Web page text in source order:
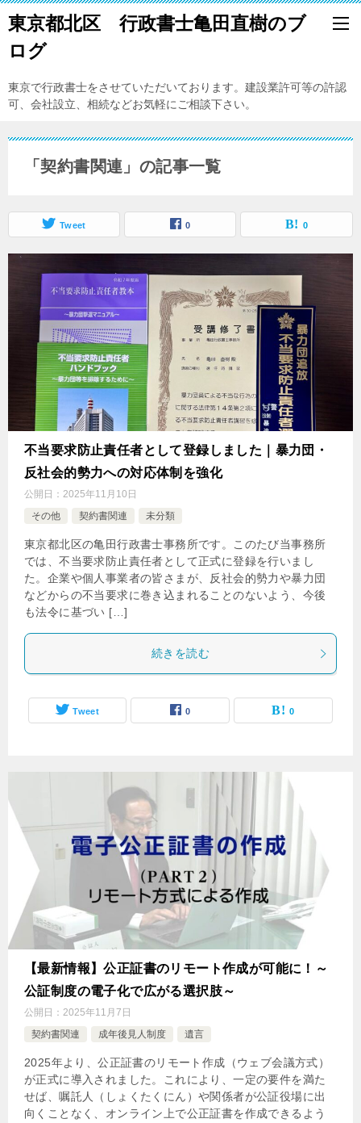
東京都北区 行政書士亀田直樹のブ
ログ
東京で行政書士をさせていただいております。建設業許可等の許認
可、会社設立、相続などお気軽にご相談下さい。
「契約書関連」の記事一覧
Tweet 0 0
不当要求防止責任者として登録しました｜暴力団・
反社会的勢力への対応体制を強化
公開日： 2025年11月10日
その他
契約書関連 未分類
東京都北区の亀田行政書士事務所です。このたび当事務所
では、不当要求防止責任者として正式に登録を行いまし
た。企業や個人事業者の皆さまが、反社会的勢力や暴力団
などからの不当要求に巻き込まれることのないよう、今後
も法令に基づい […]
続きを読む
Tweet 0 0
【最新情報】公正証書のリモート作成が可能に！～
公証制度の電子化で広がる選択肢～
公開日： 2025年11月7日
契約書関連
成年後見人制度 遺言
2025年より、公正証書のリモート作成（ウェブ会議方式）
が正式に導入されました。これにより、一定の要件を満た
せば、嘱託人（しょくたくにん）や関係者が公証役場に出
向くことなく、オンライン上で公正証書を作成できるよう